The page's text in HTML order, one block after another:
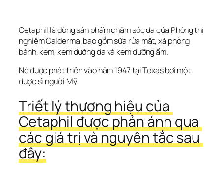
Cetaphil là dòng sản phẩm chăm sóc da của Phòng thí
nghiệm Galderma, bao gồm sữa rửa mặt, xà phòng
bánh, kem, kem dưỡng da và kem dưỡng ẩm.
Nó được phát triển vào năm 1947 tại Texas bởi một
dược sĩ người Mỹ.
Triết lý thương hiệu của
Cetaphil được phản ánh qua
các giá trị và nguyên tắc sau
đây: